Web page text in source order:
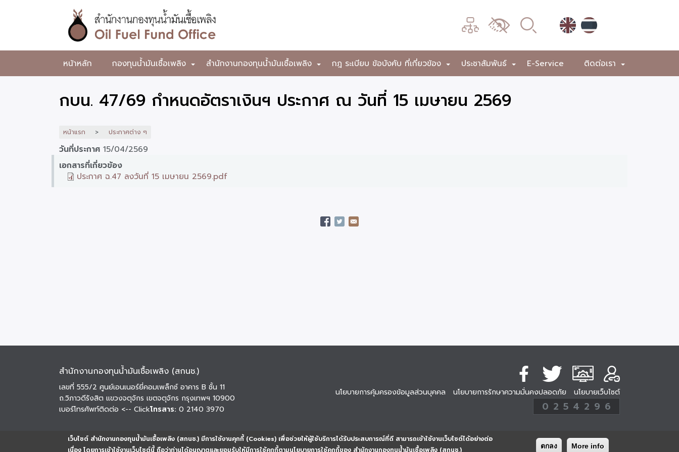
เว็บไซต์ สำนักงานกองทุนน้ำมันเชื้อเพลิง (สกนช.) มีการใช้งานคุกกี้ (Cookies) เพื่อช่วยให้ผู้ใช้บริการได้รับประสบการณ์ที่ดี สามารถเข้าใช้งานเว็บไซต์ได้อย่างต่อ
เนื่อง โดยการเข้าใช้งานเว็บไซต์นี้ ถือว่าท่านได้อนุญาตและยอมรับให้มีการใช้คุกกี้ตามนโยบายการใช้คุกกี้ของ สำนักงานกองทุนน้ำมันเชื้อเพลิง (สกนช.)
ตกลง More info
หลัก
สำนักงาน
กองทุน
น้ำมัน
เพลิง
เมนู
เปลี่ยน
ผล
หน้าหลัก +
กองทุนน้ำมันเชื้อเพลิง +
สำนักงานกองทุนน้ำมันเชื้อเพลิง +
กฎ ระเบียบ ข้อบังคับ ที่เกี่ยวข้อง +
ประชาสัมพันธ์ E-Service +
ติดต่อเรา
กบน. 47/69 กำหนดอัตราเงินฯ ประกาศ ณ วันที่ 15 เมษายน 2569
หน้าแรก ประกาศต่าง ๆ
วันที่ประกาศ 15/04/2569
เอกสารที่เกี่ยวข้อง
ประกาศ ฉ.47 ลงวันที่ 15 เมษายน 2569.pdf
สำนักงานกองทุนน้ำมันเชื้อเพลิง (สกนช.)
เลขที่ 555/2 ศูนย์เอนเนอร์ยี่คอมเพล็กซ์ อาคาร B ชั้น 11
ถ.วิภาวดีรังสิต แขวงจตุจักร เขตจตุจักร กรุงเทพฯ 10900
เบอร์โทรศัพท์ติดต่อ <-- Clickโทรสาร: 0 2140 3970
นโยบายการคุ้มครองข้อมูลส่วนบุคคล นโยบายการรักษาความมั่นคงปลอดภัย นโยบายเว็บไซต์
254296
ครั้ง
0 2 5 4 2 9 6